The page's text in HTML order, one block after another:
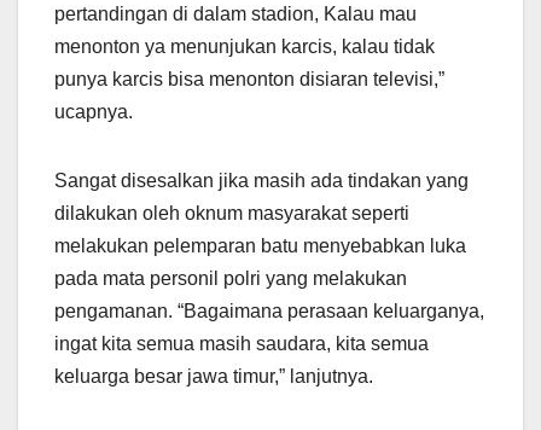
pertandingan di dalam stadion, Kalau mau
menonton ya menunjukan karcis, kalau tidak
punya karcis bisa menonton disiaran televisi,”
ucapnya.
Sangat disesalkan jika masih ada tindakan yang
dilakukan oleh oknum masyarakat seperti
melakukan pelemparan batu menyebabkan luka
pada mata personil polri yang melakukan
pengamanan. “Bagaimana perasaan keluarganya,
ingat kita semua masih saudara, kita semua
keluarga besar jawa timur,” lanjutnya.